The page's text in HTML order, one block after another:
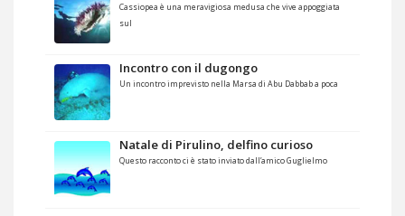
Cassiopea è una meravigiosa medusa che vive appoggiata
sul
Incontro con il dugongo
Un incontro imprevisto nella Marsa di Abu Dabbab a poca
Natale di Pirulino, delfino curioso
Questo racconto ci è stato inviato dall’amico Guglielmo